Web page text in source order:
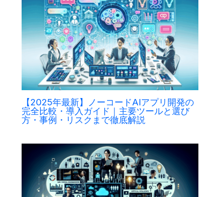
【2025年最新】ノーコードAIアプリ開発の
完全比較・導入ガイド｜主要ツールと選び
方・事例・リスクまで徹底解説